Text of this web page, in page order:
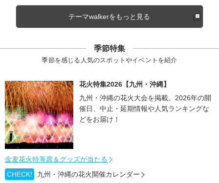
テーマwalkerをもっと見る
季節特集
季節を感じる人気のスポットやイベントを紹介
花火特集2026【九州・沖縄】
九州・沖縄の花火大会を掲載。2026年の開
催日、中止・延期情報や人気ランキングな
どをお届け！
金麦花火特等席＆グッズが当たる
CHECK!
九州・沖縄の花火開催カレンダー